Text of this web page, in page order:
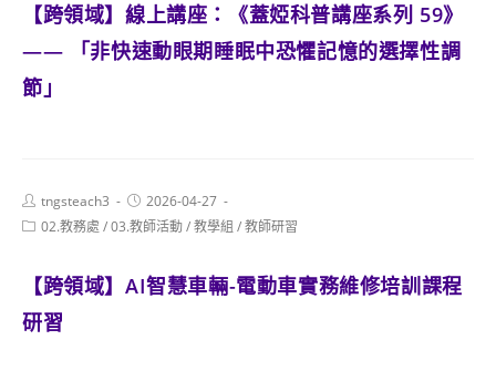
【跨領域】線上講座：《蓋婭科普講座系列 59》
—— 「非快速動眼期睡眠中恐懼記憶的選擇性調
節」
Post
author:
tngsteach3
Post
published:
2026-04-27
Post02.教務處 /03.教師活動/教學組 /教師研習
【跨領域】AI智慧車輛-電動車實務維修培訓課程
研習